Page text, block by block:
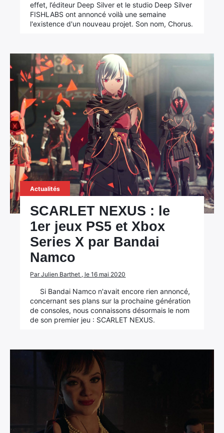
effet, l’éditeur Deep Silver et le studio Deep Silver
FISHLABS ont annoncé voilà une semaine
l'existence d'un nouveau projet. Son nom, Chorus.
Actualités
SCARLET NEXUS : le
1er jeux PS5 et Xbox
Series X par Bandai
Namco
Par Julien Barthet , le 16 mai 2020
Si Bandai Namco n'avait encore rien annoncé,
concernant ses plans sur la prochaine génération
de consoles, nous connaissons désormais le nom
de son premier jeu : SCARLET NEXUS.